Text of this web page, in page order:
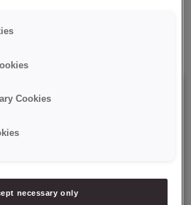
9 miesięcy od daty produkcji.
Cookies
necessary only